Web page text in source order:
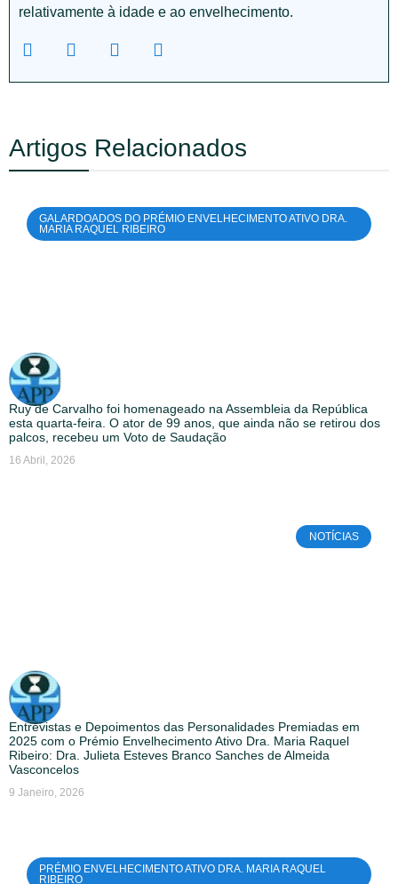
relativamente à idade e ao envelhecimento.
Artigos Relacionados
GALARDOADOS DO PRÉMIO ENVELHECIMENTO ATIVO DRA.
MARIA RAQUEL RIBEIRO
Ruy de Carvalho foi homenageado na Assembleia da República
esta quarta-feira. O ator de 99 anos, que ainda não se retirou dos
palcos, recebeu um Voto de Saudação
16 Abril, 2026
NOTÍCIAS
Entrevistas e Depoimentos das Personalidades Premiadas em
2025 com o Prémio Envelhecimento Ativo Dra. Maria Raquel
Ribeiro: Dra. Julieta Esteves Branco Sanches de Almeida
Vasconcelos
9 Janeiro, 2026
PRÉMIO ENVELHECIMENTO ATIVO DRA. MARIA RAQUEL
RIBEIRO